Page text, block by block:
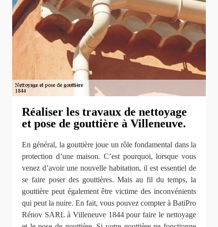
Réaliser les travaux de nettoyage
et pose de gouttière à Villeneuve.
En général, la gouttière joue un rôle fondamental dans la
protection d’une maison. C’est pourquoi, lorsque vous
venez d’avoir une nouvelle habitation, il est essentiel de
se faire poser des gouttières. Mais au fil du temps, la
gouttière peut également être victime des inconvénients
qui peut la nuire. En fait, vous pouvez compter à BatiPro
Rénov SARL à Villeneuve 1844 pour faire le nettoyage